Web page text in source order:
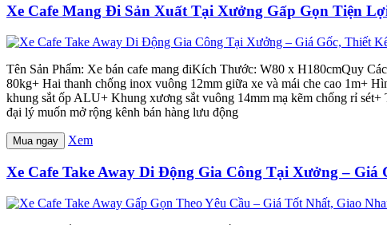
Xe Cafe Mang Đi Sản Xuất Tại Xưởng Gấp Gọn Tiện
Tên Sản Phẩm: Xe bán cafe mang điKích Thước: W80 x H180cmQuy
80kg+ Hai thanh chống inox vuông 12mm giữa xe và mái che cao 1m+
khung sắt ốp ALU+ Khung xương sắt vuông 14mm mạ kẽm chống rỉ
đại lý muốn mở rộng kênh bán hàng lưu động
Mua ngay Xem
Xe Cafe Take Away Di Động Gia Công Tại Xưởng – Giá